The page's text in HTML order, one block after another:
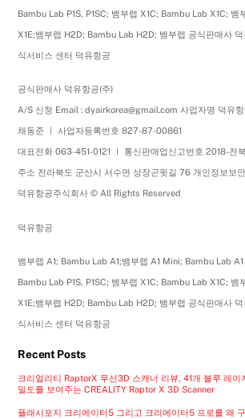
Bambu Lab P1S, P1SC; 뱀부랩 X1C; Bambu Lab X1C; 뱀
X1E;뱀부랩 H2D; Bambu Lab H2D; 뱀부랩 공식판매사
식서비스 센터 덕유항공
공식판매사 덕유항공(주)
A/S 신청 Email : dyairkorea@gmail.com 사업자명 덕유
채동준 ㅣ 사업자등록번호 827-87-00861
대표전화 063-451-0121 ㅣ 통신판매업신고번호 2018-전
주소 전라북도 군산시 서수면 상장곤윗길 76 개인정보보
덕유항공주식회사 © All Rights Reserved
덕유항공
뱀부랩 A1; Bambu Lab A1;뱀부랩 A1 Mini; Bambu Lab A1
Bambu Lab P1S, P1SC; 뱀부랩 X1C; Bambu Lab X1C; 뱀
X1E;뱀부랩 H2D; Bambu Lab H2D; 뱀부랩 공식판매사
식서비스 센터 덕유항공
Recent Posts
크리얼리티 RaptorX 무선3D 스캐너 리뷰, 41개 블루 레
밀도를 보여주는 CREALITY Raptor X 3D Scanner
플래시포지 크리에이터5 그리고 크리에이터5 프로를 왜